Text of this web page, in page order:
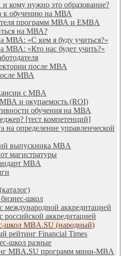
кому нужно это образование?
к обучению на МВА
программ МВА и EMBA
на МВА?
МВА: «С кем я буду учиться?»
МВА: «Кто нас будет учить?»
после МВА
МВА
с MBA
и окупаемость (ROI)
обучения на МВА
[тест компетенций]
на определение управленческой
выпускника MBA
магистратуры
MBA
школ
международной аккредитацией
российской аккредитацией
школ MBA.SU (народный)
рейтинг Financial Times
школ разные
MBA.SU программ мини-MBA